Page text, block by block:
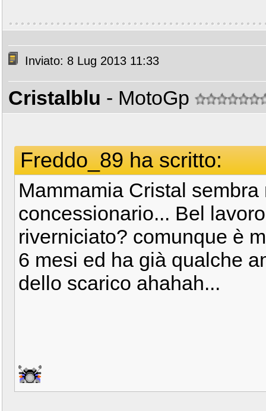
Inviato: 8 Lug 2013 11:33
Cristalblu - MotoGp
Freddo_89 ha scritto:
Mammamia Cristal
concessionario... Bel
riverniciato? comunque è
6 mesi ed ha già qualche
dello scarico ahahah...